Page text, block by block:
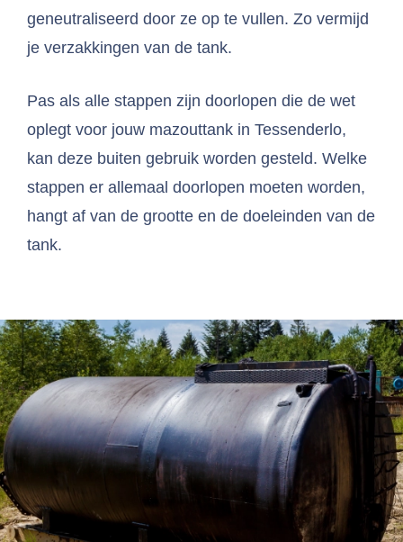
geneutraliseerd door ze op te vullen. Zo vermijd
je verzakkingen van de tank.
Pas als alle stappen zijn doorlopen die de wet
oplegt voor jouw mazouttank in Tessenderlo,
kan deze buiten gebruik worden gesteld. Welke
stappen er allemaal doorlopen moeten worden,
hangt af van de grootte en de doeleinden van de
tank.